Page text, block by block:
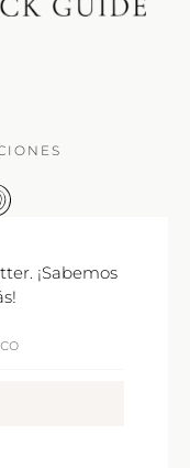
¡Sabemos